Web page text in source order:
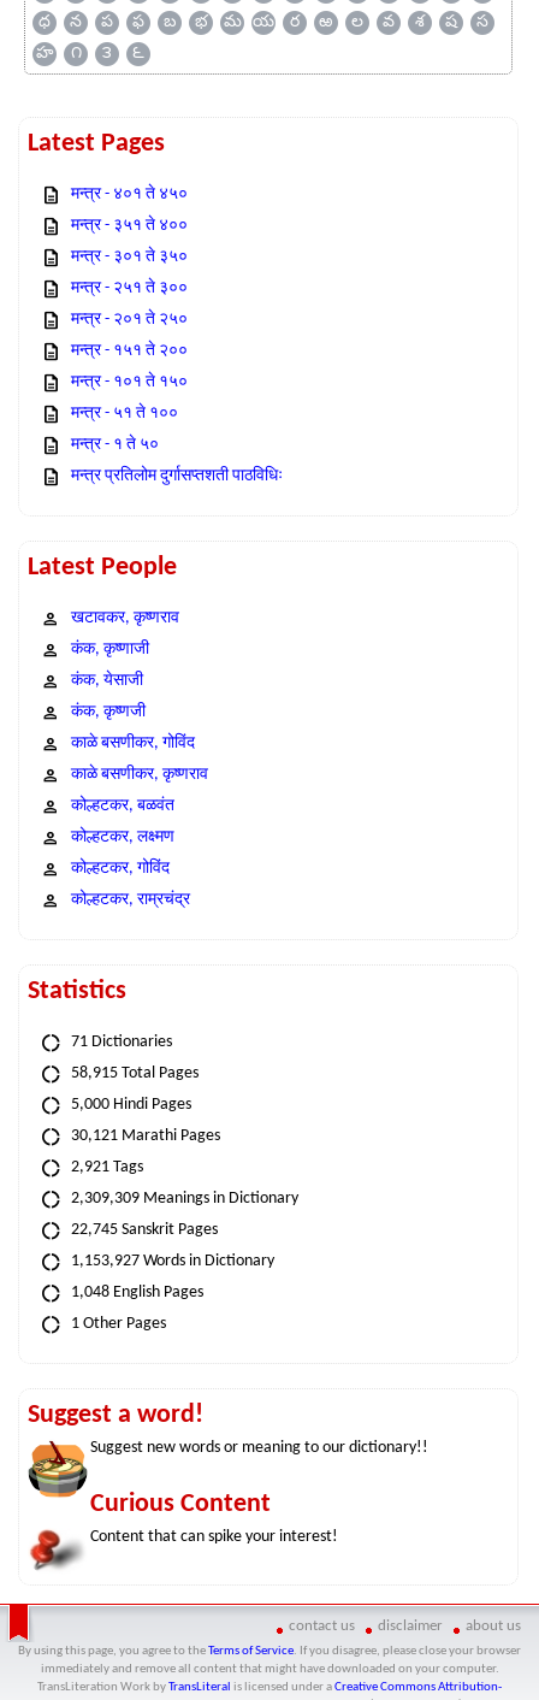
ధ
న ప ఫ బ భ మ య ర ఱ ల వ శ ష
స
హ
౧ ౩ ౬
Latest Pages
मन्त्र - ४०१ ते ४५०
मन्त्र - ३५१ ते ४००
मन्त्र - ३०१ ते ३५०
मन्त्र - २५१ ते ३००
मन्त्र - २०१ ते २५०
मन्त्र - १५१ ते २००
मन्त्र - १०१ ते १५०
मन्त्र - ५१ ते १००
मन्त्र - १ ते ५०
मन्त्र प्रतिलोम दुर्गासप्तशती पाठविधिः
Latest People
खटावकर, कृष्णराव
कंक, कृष्णाजी
कंक, येसाजी
कंक, कृष्णजी
काळे बसणीकर, गोविंद
काळे बसणीकर, कृष्णराव
कोल्हटकर, बळवंत
कोल्हटकर, लक्ष्मण
कोल्हटकर, गोविंद
कोल्हटकर, राम्रचंद्र
Statistics
71 Dictionaries
58,915 Total Pages
5,000 Hindi Pages
30,121 Marathi Pages
2,921 Tags
2,309,309 Meanings in Dictionary
22,745 Sanskrit Pages
1,153,927 Words in Dictionary
1,048 English Pages
1 Other Pages
Suggest a word!
Suggest new words or meaning to our dictionary!!
Curious Content
Content that can spike your interest!
contact us disclaimer about us
By using this page, you agree to the Terms of Service. If you disagree, please close your browser
immediately and remove all content that might have downloaded on your computer.
TransLiteration Workby TransLiteral is licensed under aCreative Commons Attribution-